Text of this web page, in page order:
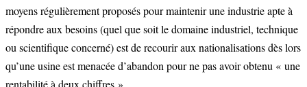
moyens régulièrement proposés pour maintenir une industrie apte à
répondre aux besoins (quel que soit le domaine industriel, technique
ou scientifique concerné) est de recourir aux nationalisations dès lors
qu’une usine est menacée d’abandon pour ne pas avoir obtenu « une
rentabilité à deux chiffres ».